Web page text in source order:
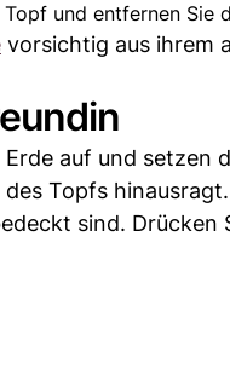
und entfernen Sie
vorsichtig aus ihrem
auf und setzen
Topfs hinausragt.
sind. Drücken